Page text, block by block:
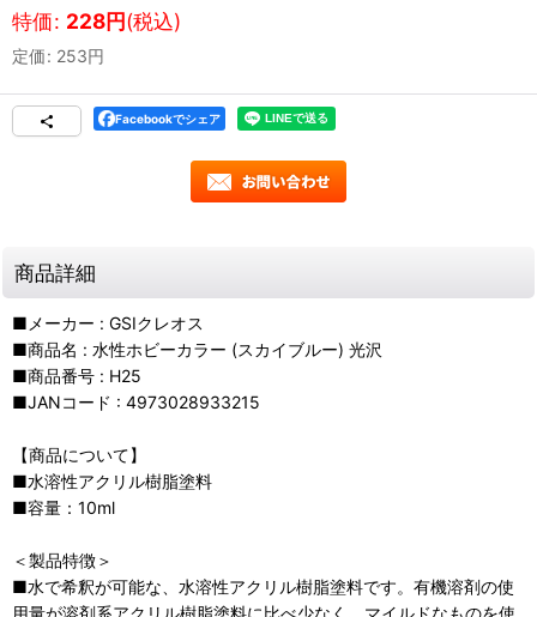
特価: 228円(税込)
定価: 253円
Facebookでシェア
商品詳細
■メーカー : GSIクレオス
■商品名 : 水性ホビーカラー (スカイブルー) 光沢
■商品番号 : H25
■JANコード : 4973028933215
【商品について】
■水溶性アクリル樹脂塗料
■容量：10ml
＜製品特徴＞
■水で希釈が可能な、水溶性アクリル樹脂塗料です。有機溶剤の使
用量が溶剤系アクリル樹脂塗料に比べ少なく、マイルドなものを使